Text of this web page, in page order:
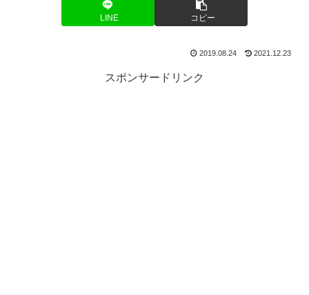
LINE コピー
2019.08.24 2021.12.23
スポンサードリンク